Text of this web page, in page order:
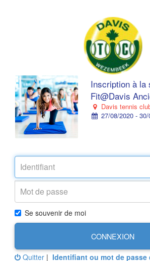
Inscription à la
Fit@Davis
Davis tennis
27/08/2020 -
Se souvenir de moi
CONNEXION
Quitter | Identifiant ou mot de passe